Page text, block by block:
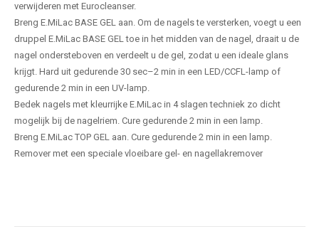
verwijderen met Eurocleanser.
Breng E.MiLac BASE GEL aan. Om de nagels te versterken, voegt u een
druppel E.MiLac BASE GEL toe in het midden van de nagel, draait u de
nagel ondersteboven en verdeelt u de gel, zodat u een ideale glans
krijgt. Hard uit gedurende 30 sec–2 min in een LED/CCFL-lamp of
gedurende 2 min in een UV-lamp.
Bedek nagels met kleurrijke E.MiLac in 4 slagen techniek zo dicht
mogelijk bij de nagelriem. Cure gedurende 2 min in een lamp.
Breng E.MiLac TOP GEL aan. Cure gedurende 2 min in een lamp.
Remover met een speciale vloeibare gel- en nagellakremover